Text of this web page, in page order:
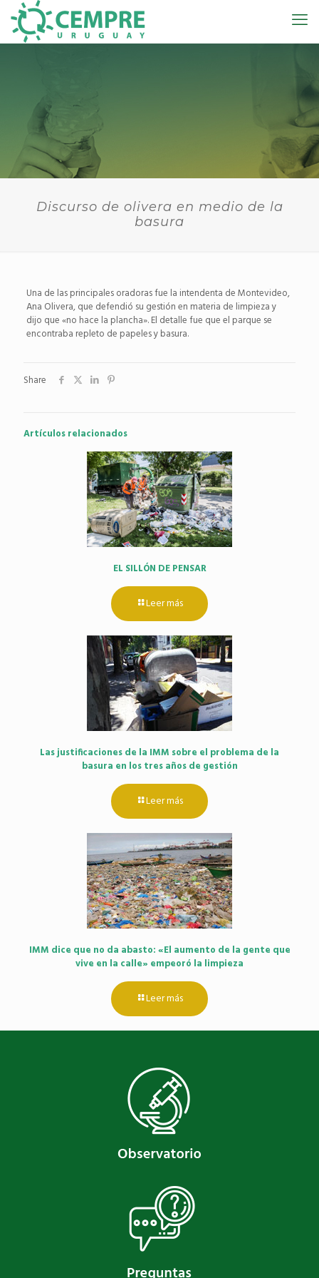
Discurso de olivera en medio de la
basura
Una de las principales oradoras fue la intendenta de Montevideo,
Ana Olivera, que defendió su gestión en materia de limpieza y
dijo que «no hace la plancha». El detalle fue que el parque se
encontraba repleto de papeles y basura.
Share
Artículos relacionados
EL SILLÓN DE PENSAR
Leer más
Las justificaciones de la IMM sobre el problema de la
basura en los tres años de gestión
Leer más
IMM dice que no da abasto: «El aumento de la gente que
vive en la calle» empeoró la limpieza
Leer más